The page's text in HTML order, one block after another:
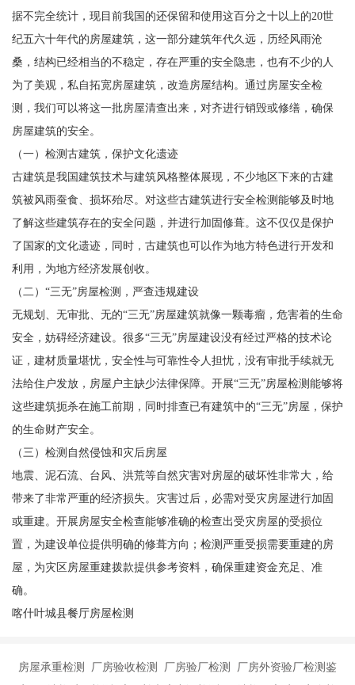
据不完全统计，现目前我国的还保留和使用这百分之十以上的20世
纪五六十年代的房屋建筑，这一部分建筑年代久远，历经风雨沧
桑，结构已经相当的不稳定，存在严重的安全隐患，也有不少的人
为了美观，私自拓宽房屋建筑，改造房屋结构。通过房屋安全检
测，我们可以将这一批房屋清查出来，对齐进行销毁或修缮，确保
房屋建筑的安全。
（一）检测古建筑，保护文化遗迹
古建筑是我国建筑技术与建筑风格整体展现，不少地区下来的古建
筑被风雨蚕食、损坏殆尽。对这些古建筑进行安全检测能够及时地
了解这些建筑存在的安全问题，并进行加固修葺。这不仅仅是保护
了国家的文化遗迹，同时，古建筑也可以作为地方特色进行开发和
利用，为地方经济发展创收。
（二）“三无”房屋检测，严查违规建设
无规划、无审批、无的“三无”房屋建筑就像一颗毒瘤，危害着的生命
安全，妨碍经济建设。很多“三无”房屋建设没有经过严格的技术论
证，建材质量堪忧，安全性与可靠性令人担忧，没有审批手续就无
法给住户发放，房屋户主缺少法律保障。开展“三无”房屋检测能够将
这些建筑扼杀在施工前期，同时排查已有建筑中的“三无”房屋，保护
的生命财产安全。
（三）检测自然侵蚀和灾后房屋
地震、泥石流、台风、洪荒等自然灾害对房屋的破坏性非常大，给
带来了非常严重的经济损失。灾害过后，必需对受灾房屋进行加固
或重建。开展房屋安全检查能够准确的检查出受灾房屋的受损位
置，为建设单位提供明确的修葺方向；检测严重受损需要重建的房
屋，为灾区房屋重建拨款提供参考资料，确保重建资金充足、准
确。
喀什叶城县餐厅房屋检测
房屋承重检测 厂房验收检测 厂房验厂检测 厂房外资验厂检测鉴